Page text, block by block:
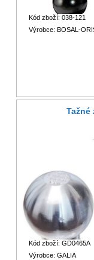
Kód zboží: 038-121
Výrobce: BOSAL-
Tažné
Kód zboží: GD0465A
Výrobce: GALIA